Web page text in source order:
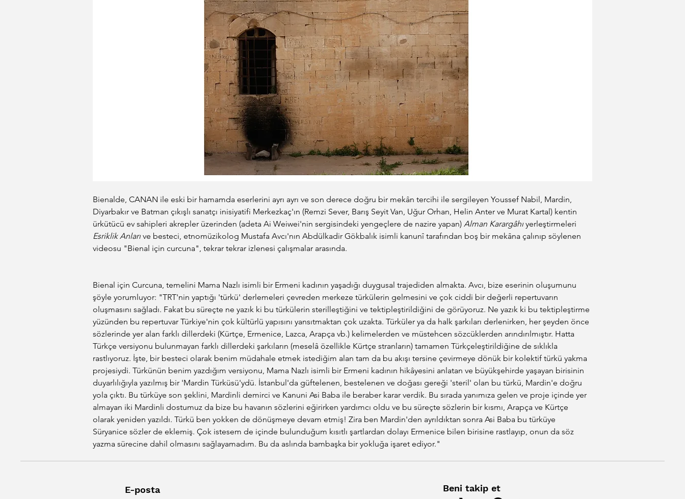
Bienalde, CANAN ile eski bir hamamda eserlerini ayrı ayrı ve son derece doğru bir mekân tercihi ile sergileyen Youssef Nabil, Mardin,
Diyarbakır ve Batman çıkışlı sanatçı inisiyatifi Merkezkaç'ın (Remzi Sever, Barış Seyit Van, Uğur Orhan, Helin Anter ve Murat Kartal) kentin
ürkütücü ev sahipleri akrepler üzerinden (adeta Ai Weiwei'nin sergisindeki yengeçlere de nazire yapan) Alman Karargâhı yerleştirmeleri
Esriklik Anları ve besteci, etnomüzikolog Mustafa Avcı'nın Abdülkadir Gökbalık isimli kanunî tarafından boş bir mekâna çalınıp söylenen
videosu "Bienal için curcuna", tekrar tekrar izlenesi çalışmalar arasında.
Bienal için Curcuna, temelini Mama Nazlı isimli bir Ermeni kadının yaşadığı duygusal trajediden almakta. Avcı, bize eserinin oluşumunu
şöyle yorumluyor: "TRT'nin yaptığı 'türkü' derlemeleri çevreden merkeze türkülerin gelmesini ve çok ciddi bir değerli repertuvarın
oluşmasını sağladı. Fakat bu süreçte ne yazık ki bu türkülerin sterilleştiğini ve tektipleştirildiğini de görüyoruz. Ne yazık ki bu tektipleştirme
yüzünden bu repertuvar Türkiye'nin çok kültürlü yapısını yansıtmaktan çok uzakta. Türküler ya da halk şarkıları derlenirken, her şeyden önce
sözlerinde yer alan farklı dillerdeki (Kürtçe, Ermenice, Lazca, Arapça vb.) kelimelerden ve müstehcen sözcüklerden arındırılmıştır. Hatta
Türkçe versiyonu bulunmayan farklı dillerdeki şarkıların (meselâ özellikle Kürtçe stranların) tamamen Türkçeleştirildiğine de sıklıkla
rastlıyoruz. İşte, bir besteci olarak benim müdahale etmek istediğim alan tam da bu akışı tersine çevirmeye dönük bir kolektif türkü yakma
projesiydi. Türkünün benim yazdığım versiyonu, Mama Nazlı isimli bir Ermeni kadının hikâyesini anlatan ve büyükşehirde yaşayan birisinin
duyarlılığıyla yazılmış bir 'Mardin Türküsü'ydü. İstanbul'da güftelenen, bestelenen ve doğası gereği 'steril' olan bu türkü, Mardin'e doğru
yola çıktı. Bu türküye son şeklini, Mardinli demirci ve Kanuni Asi Baba ile beraber karar verdik. Bu sırada yanımıza gelen ve proje içinde yer
almayan iki Mardinli dostumuz da bize bu havanın sözlerini eğirirken yardımcı oldu ve bu süreçte sözlerin bir kısmı, Arapça ve Kürtçe
olarak yeniden yazıldı. Türkü ben yokken de dönüşmeye devam etmiş! Zira ben Mardin'den ayrıldıktan sonra Asi Baba bu türküye
Süryanice sözler de eklemiş. Çok istesem de içinde bulunduğum kısıtlı şartlardan dolayı Ermenice bilen birisine rastlayıp, onun da söz
yazma sürecine dahil olmasını sağlayamadım. Bu da aslında bambaşka bir yokluğa işaret ediyor."
Beni takip et
E-posta